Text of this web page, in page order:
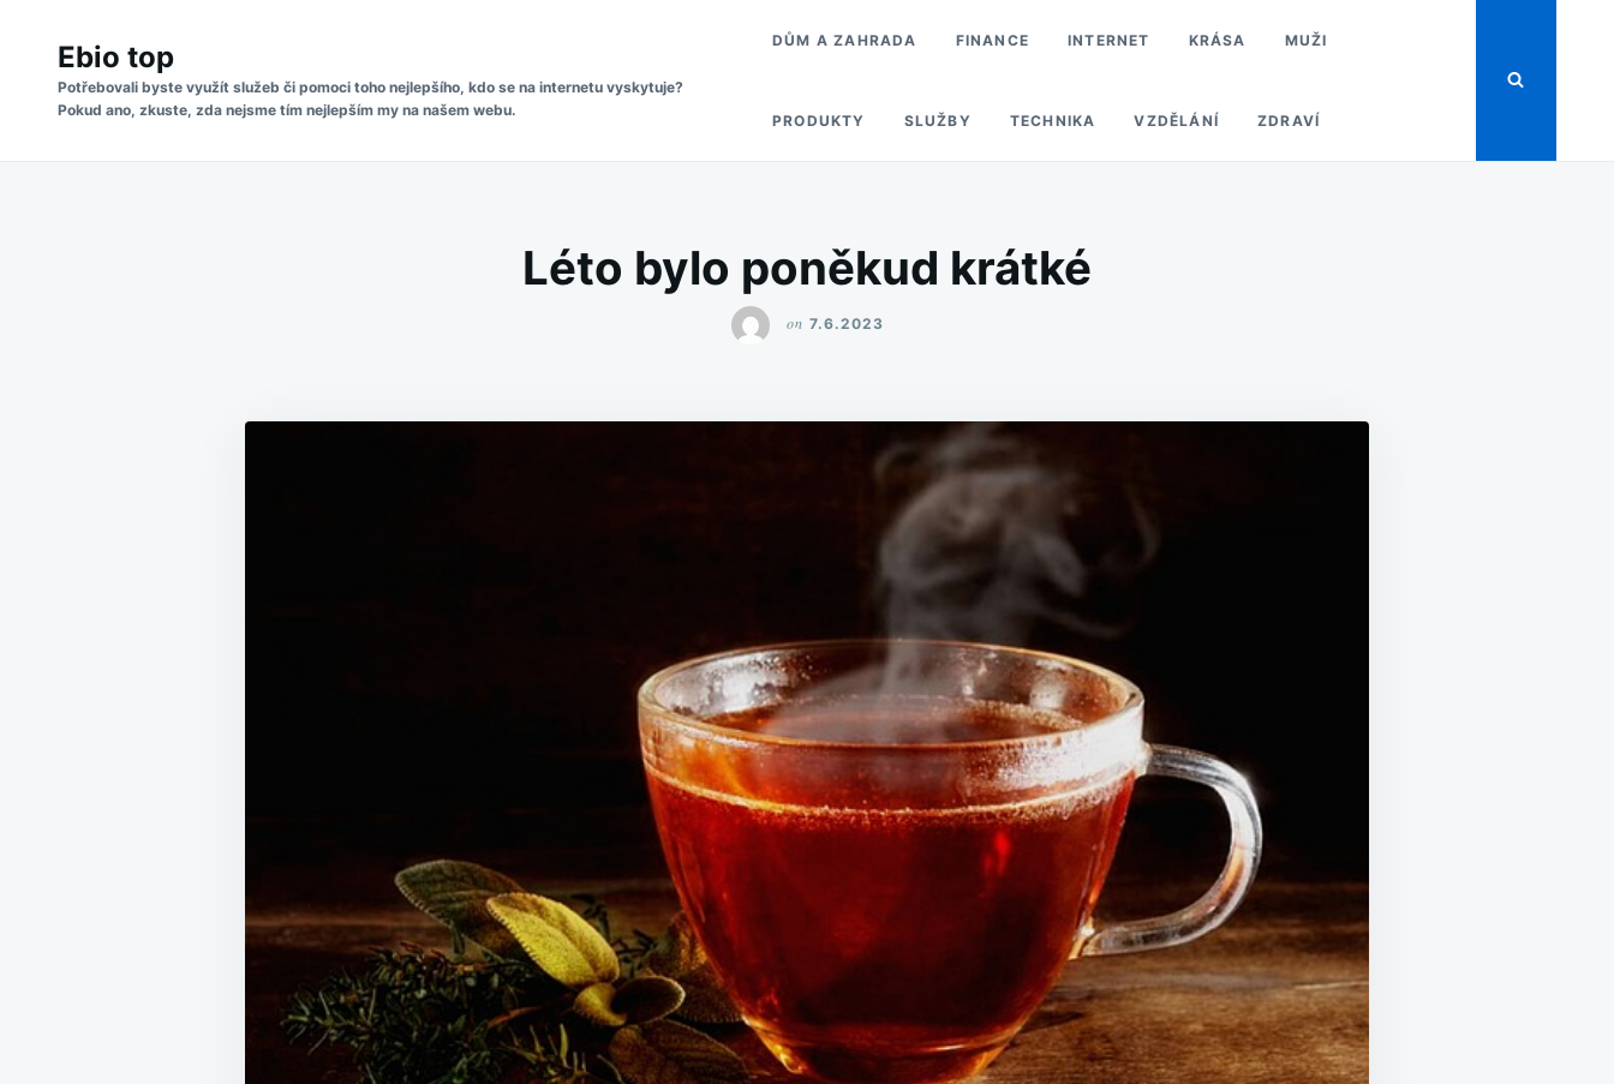
content
for:
Ebio top
Potřebovali byste využít služeb či pomoci toho nejlepšího, kdo se na internetu vyskytuje?
Pokud ano, zkuste, zda nejsme tím nejlepším my na našem webu.
DŮM A ZAHRADA FINANCE INTERNET KRÁSA MUŽI
PRODUKTY SLUŽBY TECHNIKA VZDĚLÁNÍ ZDRAVÍ
Léto bylo poněkud krátké
on 7.6.2023